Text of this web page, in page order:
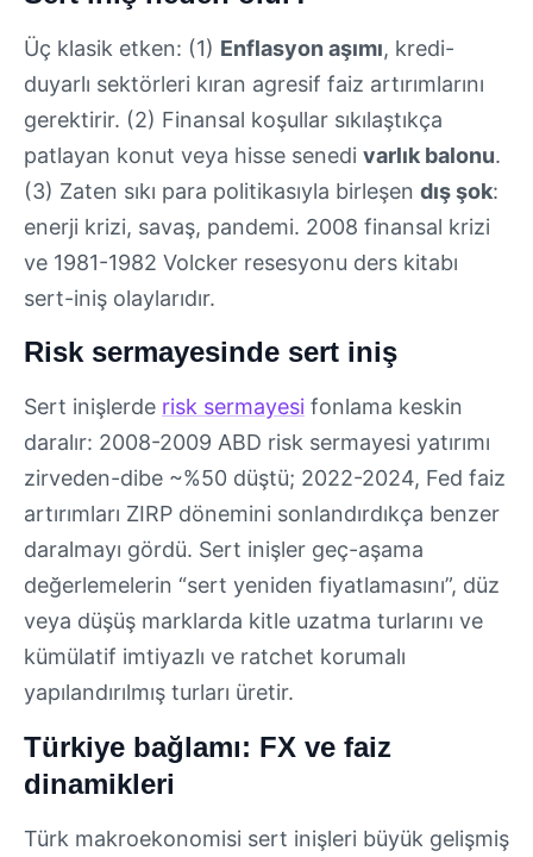
Üç klasik etken: (1) Enflasyon aşımı, kredi-
duyarlı sektörleri kıran agresif faiz artırımlarını
gerektirir. (2) Finansal koşullar sıkılaştıkça
patlayan konut veya hisse senedi varlık balonu.
(3) Zaten sıkı para politikasıyla birleşen dış şok:
enerji krizi, savaş, pandemi. 2008 finansal krizi
ve 1981-1982 Volcker resesyonu ders kitabı
sert-iniş olaylarıdır.
Risk sermayesinde sert iniş
Sert inişlerde risk sermayesi fonlama keskin
daralır: 2008-2009 ABD risk sermayesi yatırımı
zirveden-dibe ~%50 düştü; 2022-2024, Fed faiz
artırımları ZIRP dönemini sonlandırdıkça benzer
daralmayı gördü. Sert inişler geç-aşama
değerlemelerin “sert yeniden fiyatlamasını”, düz
veya düşüş marklarda kitle uzatma turlarını ve
kümülatif imtiyazlı ve ratchet korumalı
yapılandırılmış turları üretir.
Türkiye bağlamı: FX ve faiz
dinamikleri
Türk makroekonomisi sert inişleri büyük gelişmiş